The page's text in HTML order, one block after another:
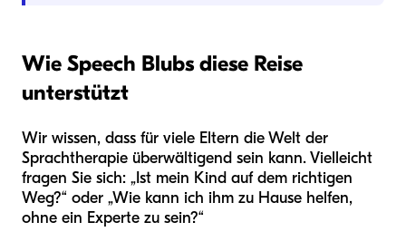
Wie Speech Blubs diese Reise
unterstützt
Wir wissen, dass für viele Eltern die Welt der
Sprachtherapie überwältigend sein kann. Vielleicht
fragen Sie sich: „Ist mein Kind auf dem richtigen
Weg?“ oder „Wie kann ich ihm zu Hause helfen,
ohne ein Experte zu sein?“